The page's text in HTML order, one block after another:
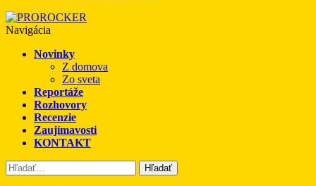
Navigácia
Novinky
Z domova
Zo sveta
Reportáže
Rozhovory
Recenzie
Zaujímavosti
KONTAKT
Hľadať